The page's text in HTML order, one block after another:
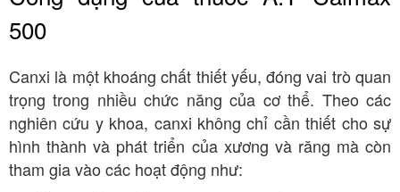
500
Canxi là một khoáng chất thiết yếu, đóng vai trò quan
trọng trong nhiều chức năng của cơ thể. Theo các
nghiên cứu y khoa, canxi không chỉ cần thiết cho sự
hình thành và phát triển của xương và răng mà còn
tham gia vào các hoạt động như: